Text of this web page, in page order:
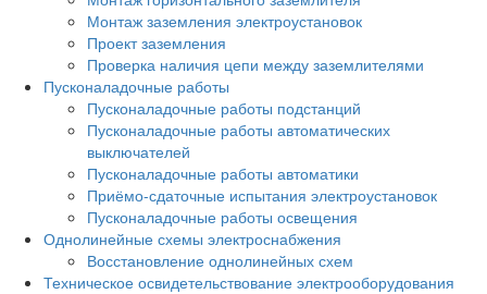
Монтаж заземления электроустановок
Проект заземления
Проверка наличия цепи между заземлителями
Пусконаладочные работы
Пусконаладочные работы подстанций
Пусконаладочные работы автоматических
выключателей
Пусконаладочные работы автоматики
Приёмо-сдаточные испытания электроустановок
Пусконаладочные работы освещения
Однолинейные схемы электроснабжения
Восстановление однолинейных схем
Техническое освидетельствование электрооборудования